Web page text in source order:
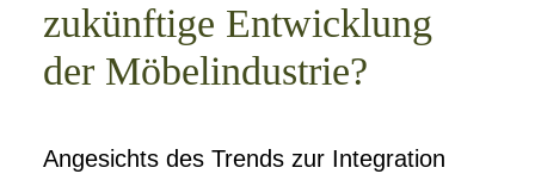
zukünftige Entwicklung
der Möbelindustrie?
Angesichts des Trends zur Integration